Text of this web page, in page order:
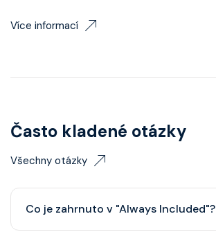
Více informací
Často kladené otázky
Všechny otázky
Co je zahrnuto v "Always Included"?